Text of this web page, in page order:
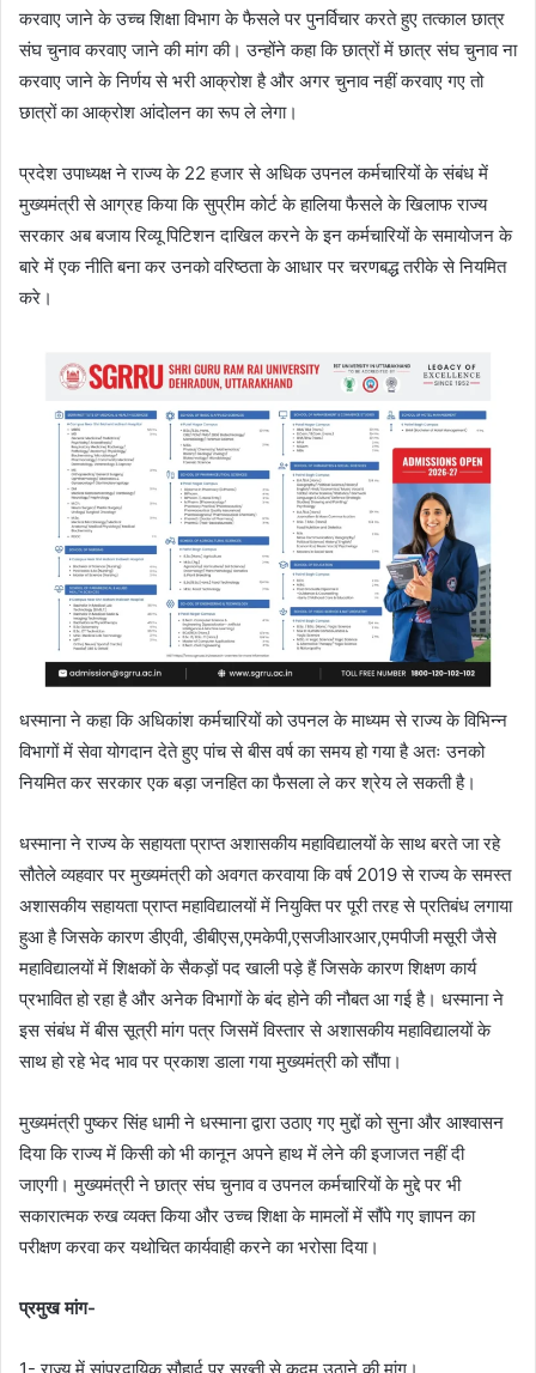
करवाए जाने के उच्च शिक्षा विभाग के फैसले पर पुनर्विचार करते हुए तत्काल छात्र
संघ चुनाव करवाए जाने की मांग की। उन्होंने कहा कि छात्रों में छात्र संघ चुनाव ना
करवाए जाने के निर्णय से भरी आक्रोश है और अगर चुनाव नहीं करवाए गए तो
छात्रों का आक्रोश आंदोलन का रूप ले लेगा।
प्रदेश उपाध्यक्ष ने राज्य के 22 हजार से अधिक उपनल कर्मचारियों के संबंध में
मुख्यमंत्री से आग्रह किया कि सुप्रीम कोर्ट के हालिया फैसले के खिलाफ राज्य
सरकार अब बजाय रिव्यू पिटिशन दाखिल करने के इन कर्मचारियों के समायोजन के
बारे में एक नीति बना कर उनको वरिष्ठता के आधार पर चरणबद्ध तरीके से नियमित
करे।
धस्माना ने कहा कि अधिकांश कर्मचारियों को उपनल के माध्यम से राज्य के विभिन्न
विभागों में सेवा योगदान देते हुए पांच से बीस वर्ष का समय हो गया है अतः उनको
नियमित कर सरकार एक बड़ा जनहित का फैसला ले कर श्रेय ले सकती है।
धस्माना ने राज्य के सहायता प्राप्त अशासकीय महाविद्यालयों के साथ बरते जा रहे
सौतेले व्यहवार पर मुख्यमंत्री को अवगत करवाया कि वर्ष 2019 से राज्य के समस्त
अशासकीय सहायता प्राप्त महाविद्यालयों में नियुक्ति पर पूरी तरह से प्रतिबंध लगाया
हुआ है जिसके कारण डीएवी, डीबीएस,एमकेपी,एसजीआरआर,एमपीजी मसूरी जैसे
महाविद्यालयों में शिक्षकों के सैकड़ों पद खाली पड़े हैं जिसके कारण शिक्षण कार्य
प्रभावित हो रहा है और अनेक विभागों के बंद होने की नौबत आ गई है। धस्माना ने
इस संबंध में बीस सूत्री मांग पत्र जिसमें विस्तार से अशासकीय महाविद्यालयों के
साथ हो रहे भेद भाव पर प्रकाश डाला गया मुख्यमंत्री को सौंपा।
मुख्यमंत्री पुष्कर सिंह धामी ने धस्माना द्वारा उठाए गए मुद्दों को सुना और आश्वासन
दिया कि राज्य में किसी को भी कानून अपने हाथ में लेने की इजाजत नहीं दी
जाएगी। मुख्यमंत्री ने छात्र संघ चुनाव व उपनल कर्मचारियों के मुद्दे पर भी
सकारात्मक रुख व्यक्त किया और उच्च शिक्षा के मामलों में सौंपे गए ज्ञापन का
परीक्षण करवा कर यथोचित कार्यवाही करने का भरोसा दिया।
प्रमुख मांग-
1- राज्य में सांप्रदायिक सौहार्द पर सख्ती से कदम उठाने की मांग।